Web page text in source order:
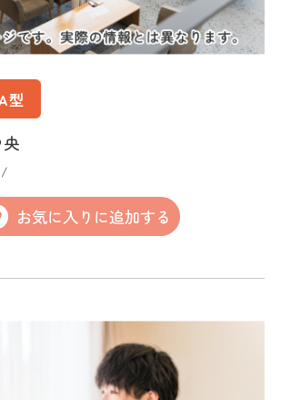
型
/
お気に入りに追加する